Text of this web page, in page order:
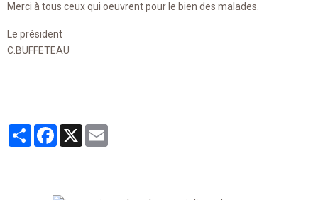
Merci à tous ceux qui oeuvrent pour le bien des malades.
Le président
C.BUFFETEAU
PartagerFacebook
X